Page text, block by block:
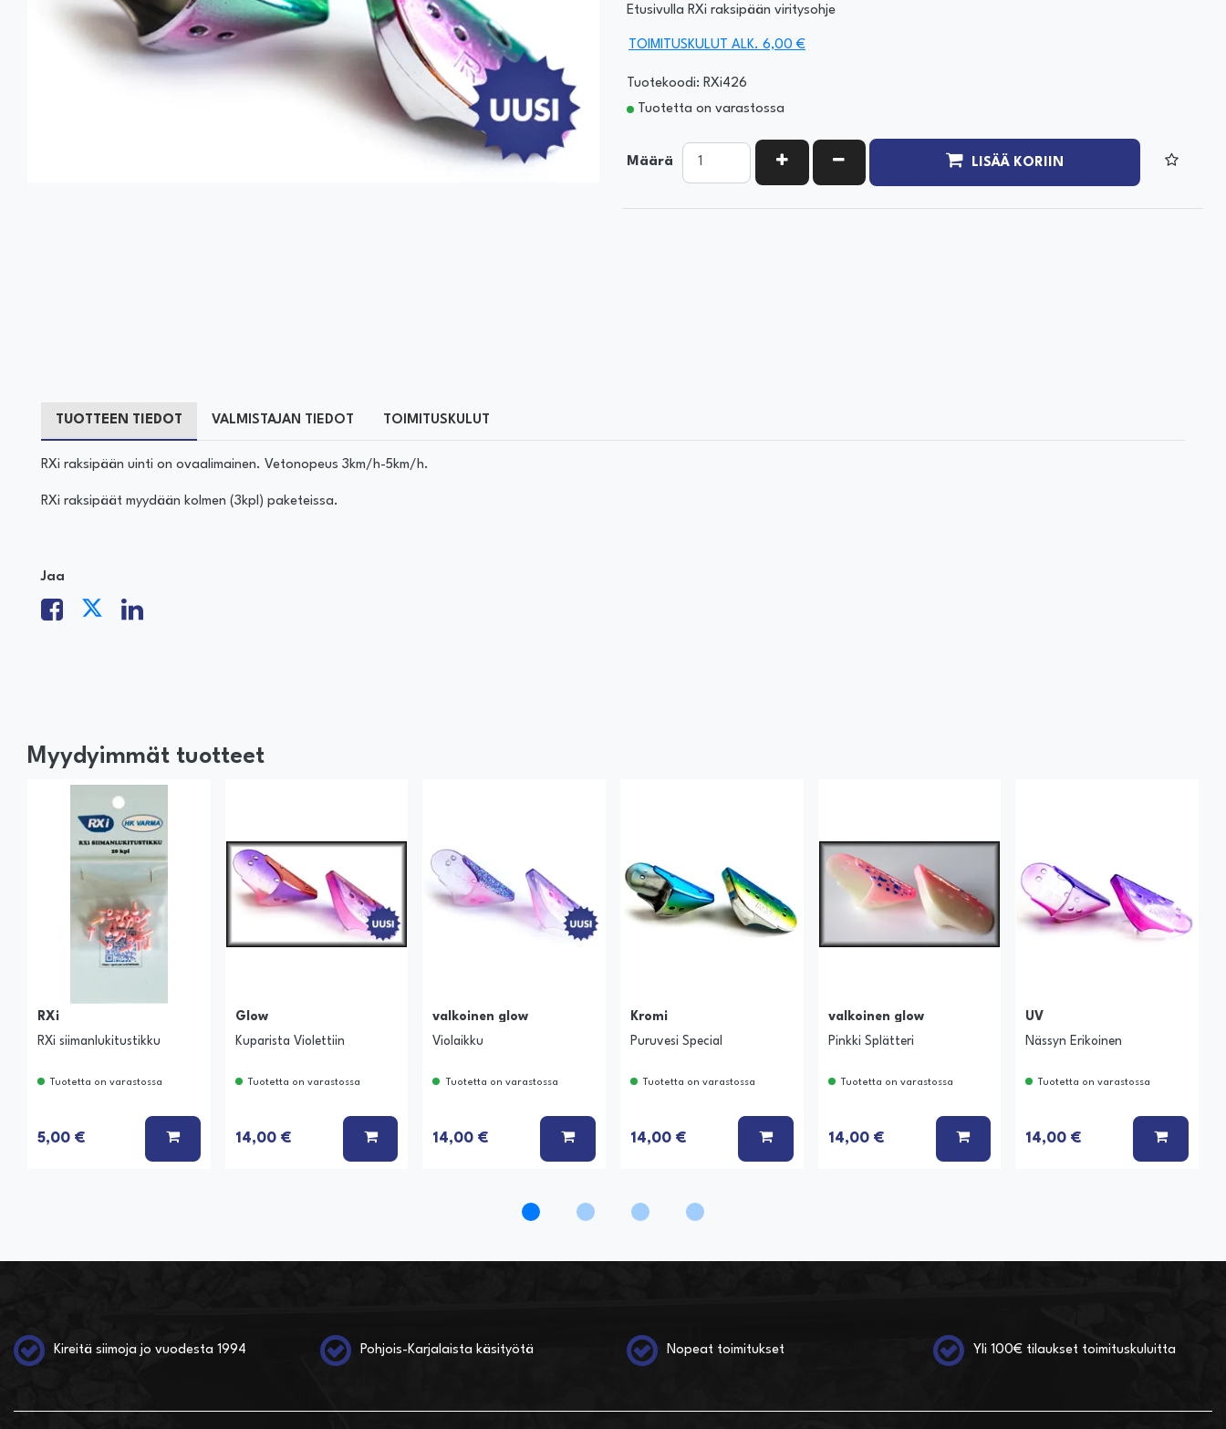
Etusivulla RXi raksipään viritysohje
TOIMITUSKULUT ALK. 6,00 €
Tuotekoodi: RXi426
Tuotetta on varastossa
Määrä KASVATA MÄÄRÄÄ
VÄHENNÄ MÄÄRÄÄ LISÄÄ KORIIN
TUOTTEEN TIEDOT VALMISTAJAN TIEDOT TOIMITUSKULUT
RXi raksipään uinti on ovaalimainen. Vetonopeus 3km/h-5km/h.
RXi raksipäät myydään kolmen (3kpl) paketeissa.
Jaa
Myydyimmät tuotteet
RXi
RXi siimanlukitustikku
Tuotetta on varastossa
5,00 € LISÄÄ KORIIN
Glow
Kuparista Violettiin
Tuotetta on varastossa
14,00 € LISÄÄ KORIIN
valkoinen glow
Violaikku
Tuotetta on varastossa
14,00 € LISÄÄ KORIIN
Kromi
Puruvesi Special
Tuotetta on varastossa
14,00 € LISÄÄ KORIIN
valkoinen glow
Pinkki Splätteri
Tuotetta on varastossa
14,00 € LISÄÄ KORIIN
UV
Nässyn Erikoinen
Tuotetta on varastossa
14,00 € LISÄÄ
Kireitä siimoja jo vuodesta 1994 Pohjois-Karjalaista käsityötä Nopeat toimitukset Yli 100€ tilaukset toimituskuluitta